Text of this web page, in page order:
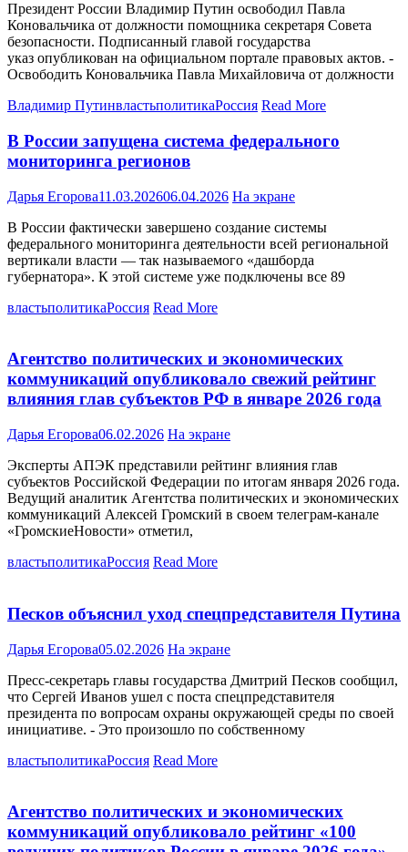
Президент России Владимир Путин освободил Павла
Коновальчика от должности помощника секретаря Совета
безопасности. Подписанный главой государства
указ опубликован на официальном портале правовых актов. -
Освободить Коновальчика Павла Михайловича от должности
Владимир ПутинвластьполитикаРоссия Read More
В России запущена система федерального
мониторинга регионов
Дарья Егорова11.03.202606.04.2026 На экране
В России фактически завершено создание системы
федерального мониторинга деятельности всей региональной
вертикали власти — так называемого «дашборда
губернатора». К этой системе уже подключены все 89
властьполитикаРоссия Read More
Агентство политических и экономических
коммуникаций опубликовало свежий рейтинг
влияния глав субъектов РФ в январе 2026 года
Дарья Егорова06.02.2026 На экране
Эксперты АПЭК представили рейтинг влияния глав
субъектов Российской Федерации по итогам января 2026 года.
Ведущий аналитик Агентства политических и экономических
коммуникаций Алексей Громский в своем телеграм-канале
«ГромскиеНовости» отметил,
властьполитикаРоссия Read More
Песков объяснил уход спецпредставителя Путина
Дарья Егорова05.02.2026 На экране
Пресс-секретарь главы государства Дмитрий Песков сообщил,
что Сергей Иванов ушел с поста спецпредставителя
президента по вопросам охраны окружающей среды по своей
инициативе. - Это произошло по собственному
властьполитикаРоссия Read More
Агентство политических и экономических
коммуникаций опубликовало рейтинг «100